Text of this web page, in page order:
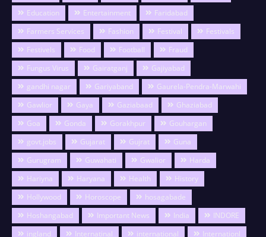
Education
Entertainment
Faridabad
Farmers Services
Fashion Festival
Festivals
Festivels
Food Football
Fraud
Fungus Virus
Gairatganj
Gajiyabad
gandhi nagar
Gariyaband
Gaurela-Pendra-Marwahi
Gawlior
Gaya Gaziabaad
Ghaziabad
Goa
Gonda Gorakhpur
Gouhargan
govt.jobs
Gujarat Gujrat
Guna
Gurugram
Guwahati Gwalior
Harda
Hariyna
Haryana Health
History
Hollywood
Horoscope
hosagabade
Hoshangabad
Important News India
INDORE
ingland
Internatinal international
Internationl